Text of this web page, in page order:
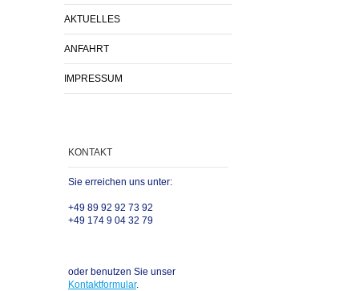
AKTUELLES
ANFAHRT
IMPRESSUM
KONTAKT
Sie erreichen uns unter:
+49 89 92 92 73 92
+49 174 9 04 32 79
oder benutzen Sie unser
Kontaktformular.